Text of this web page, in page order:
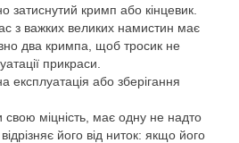
кримп або кінцевик.
з важких великих намистин має
два кримпа, щоб тросик не
прикраси.
або зберігання
міцність, має одну не надто
його від ниток: якщо його